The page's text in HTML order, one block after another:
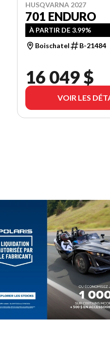
HUSQVARNA 2027
701 ENDURO
À PARTIR DE 3.99%
Boischatel
B-21484
16 049 $
VOIR LES